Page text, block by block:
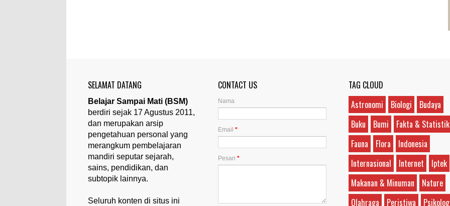
SELAMAT DATANG
Belajar Sampai Mati (BSM)
berdiri sejak 17 Agustus 2011,
dan merupakan arsip
pengetahuan personal yang
merangkum pembelajaran
mandiri seputar sejarah,
sains, pendidikan, dan
subtopik lainnya.
Seluruh konten di situs ini
CONTACT US
Nama
Email*
Pesan*
TAG CLOUD
Astronomi
Biologi
Budaya
Buku
Bumi
Fakta & Statistik
Fauna
Flora
Indonesia
Internasional
Internet
Iptek
Makanan & Minuman
Nature
Olahraga
Peristiwa